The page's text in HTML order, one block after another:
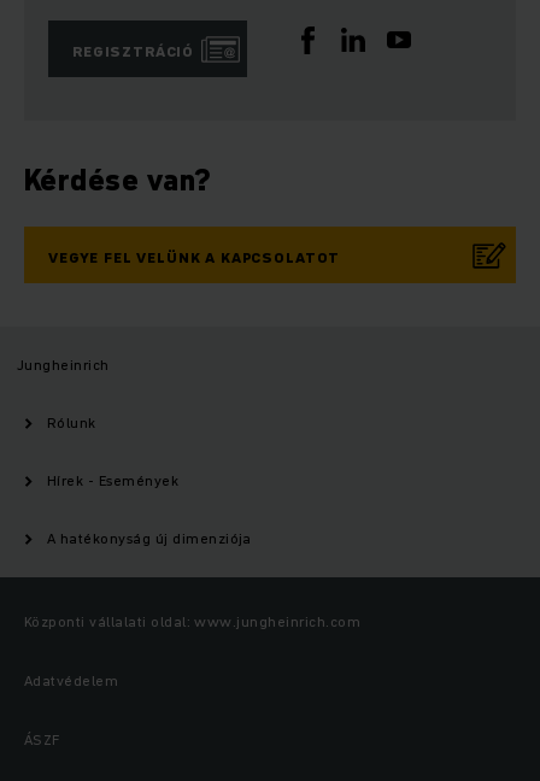
REGISZTRÁCIÓ
Kérdése van?
VEGYE FEL VELÜNK A KAPCSOLATOT
Jungheinrich
Rólunk
Hírek - Események
A hatékonyság új dimenziója
Központi vállalati oldal: www.jungheinrich.com
Adatvédelem
ÁSZF